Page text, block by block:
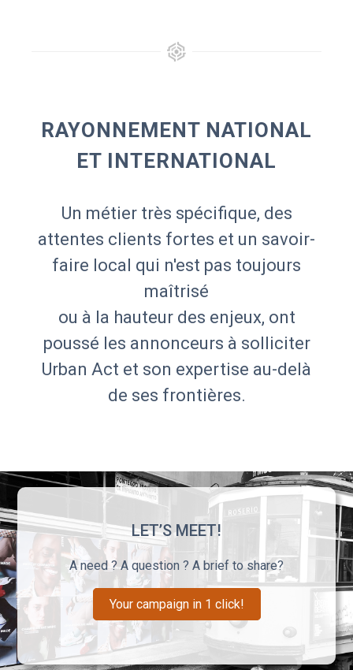
RAYONNEMENT NATIONAL
ET INTERNATIONAL
Un métier très spécifique, des
attentes clients fortes et un savoir-
faire local qui n'est pas toujours
maîtrisé
ou à la hauteur des enjeux, ont
poussé les annonceurs à solliciter
Urban Act et son expertise au-delà
de ses frontières.
LET’S MEET!
A need ? A question ? A brief to share?
Your campaign in 1 click!